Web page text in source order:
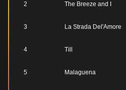
2 The Breeze and I
3 La Strada Del'Amore
4 Till
5 Malaguena